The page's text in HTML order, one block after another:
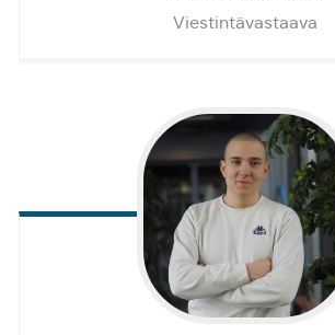
Viestintävastaava